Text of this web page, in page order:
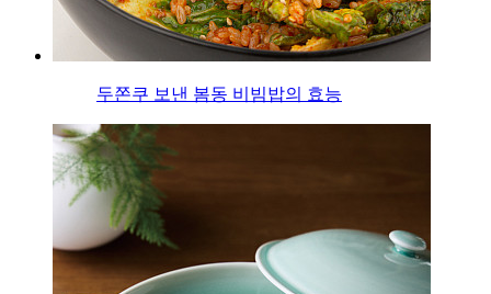
두쫀쿠 보낸 봄동 비빔밥의 효능